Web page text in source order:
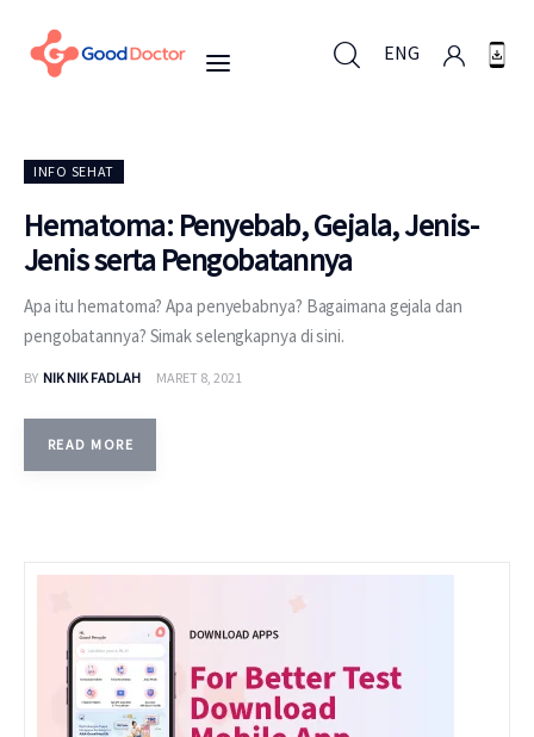
ENG
Untuk Bisnis
Untuk Anda
Mengapa Good Doctor
Berita
INFO SEHAT
Hematoma: Penyebab, Gejala, Jenis-
Jenis serta Pengobatannya
Apa itu hematoma? Apa penyebabnya? Bagaimana gejala dan
pengobatannya? Simak selengkapnya di sini.
BY NIK NIK FADLAH MARET 8, 2021
READ MORE